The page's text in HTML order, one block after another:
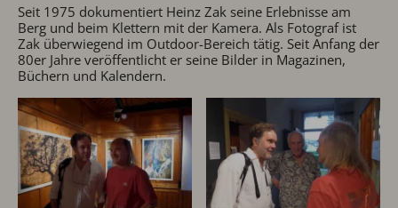
Seit 1975 dokumentiert Heinz Zak seine Erlebnisse am
Berg und beim Klettern mit der Kamera. Als Fotograf ist
Zak überwiegend im Outdoor-Bereich tätig. Seit Anfang der
80er Jahre veröffentlicht er seine Bilder in Magazinen,
Büchern und Kalendern.